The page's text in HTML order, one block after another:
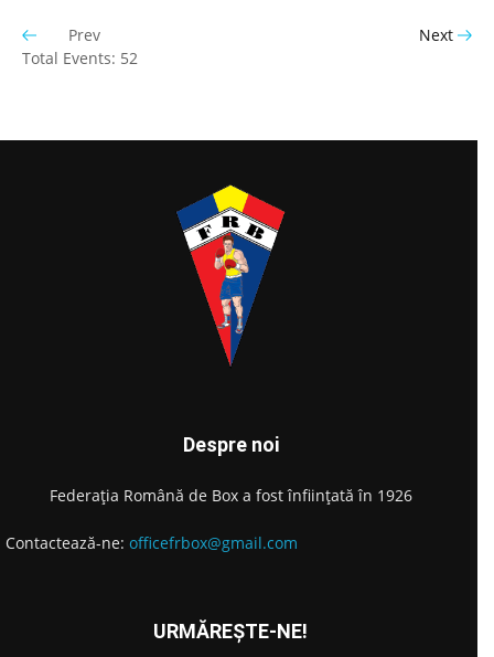
Prev
Next
Total Events: 52
Despre noi
Federația Română de Box a fost înființată în 1926
Contactează-ne: officefrbox@gmail.com
URMĂREȘTE-NE!